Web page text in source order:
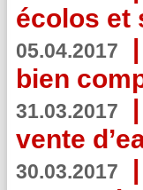
écolos et
05.04.2017 |
bien
31.03.2017 |
vente
30.03.2017 |